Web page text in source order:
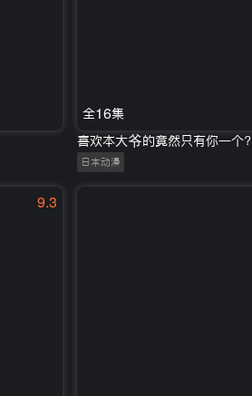
全16集
喜欢本大爷的竟然只有你一个？
日本动漫
9.3